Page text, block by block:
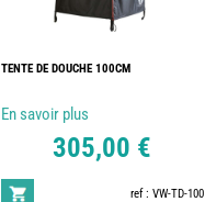
TENTE DE DOUCHE 100CM
En savoir plus
305,00 €
ref : VW-TD-100